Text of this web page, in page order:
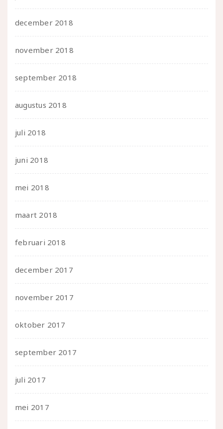
december 2018
november 2018
september 2018
augustus 2018
juli 2018
juni 2018
mei 2018
maart 2018
februari 2018
december 2017
november 2017
oktober 2017
september 2017
juli 2017
mei 2017